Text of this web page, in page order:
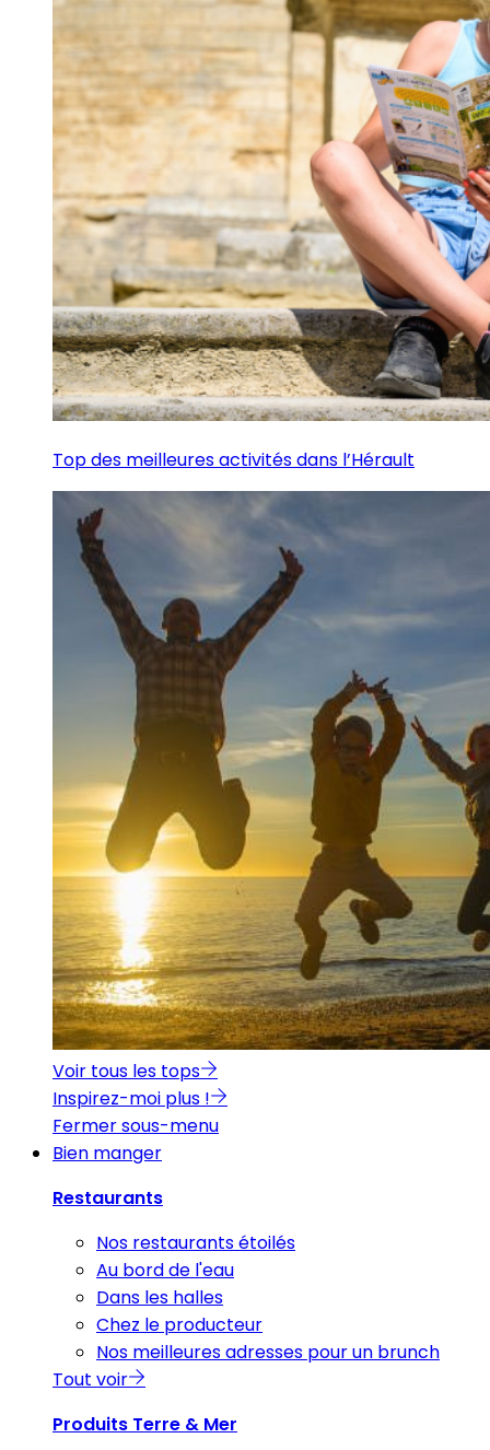
Top des meilleures activités dans l’Hérault
Voir tous les tops
Inspirez-moi plus !
Fermer sous-menu
Bien manger
Restaurants
Nos restaurants étoilés
Au bord de l'eau
Dans les halles
Chez le producteur
Nos meilleures adresses pour un brunch
Tout voir
Produits Terre & Mer